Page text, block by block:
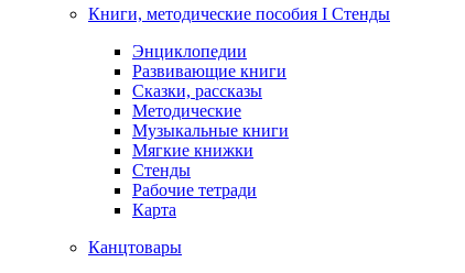
Книги, методические пособия I Стенды
Энциклопедии
Развивающие книги
Сказки, рассказы
Методические
Музыкальные книги
Мягкие книжки
Стенды
Рабочие тетради
Карта
Канцтовары